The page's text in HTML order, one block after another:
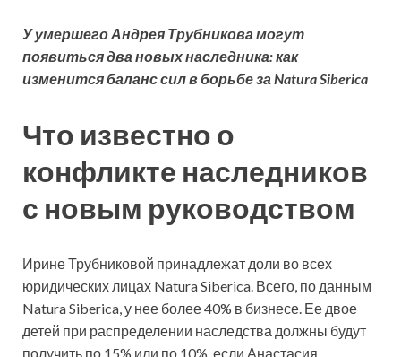
У умершего Андрея Трубникова могут
появиться два новых наследника: как
изменится баланс сил в борьбе за Natura Siberica
Что известно о
конфликте наследников
с новым руководством
Ирине Трубниковой принадлежат доли во всех
юридических лицах Natura Siberica. Всего, по данным
Natura Siberica, у нее более 40% в бизнесе. Ее двое
детей при распределении наследства должны будут
получить по 15% или по 10%, если Анастасия